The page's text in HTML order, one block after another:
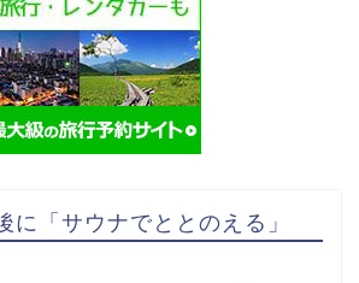
に「サウナでととのえる」